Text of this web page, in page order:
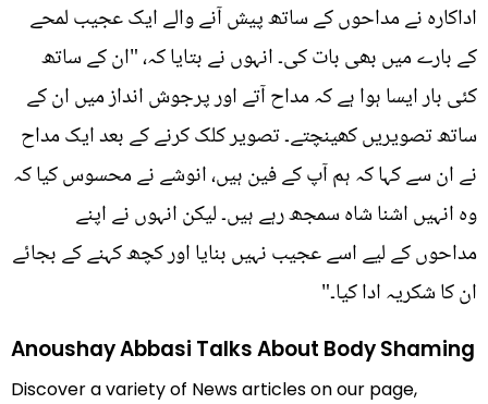
اداکارہ نے مداحوں کے ساتھ پیش آنے والے ایک عجیب لمحے
کے بارے میں بھی بات کی۔ انہوں نے بتایا کہ، "ان کے ساتھ
کئی بار ایسا ہوا ہے کہ مداح آتے اور پرجوش انداز میں ان کے
ساتھ تصویریں کھینچتے۔ تصویر کلک کرنے کے بعد ایک مداح
نے ان سے کہا کہ ہم آپ کے فین ہیں، انوشے نے محسوس کیا کہ
وہ انہیں اشنا شاہ سمجھ رہے ہیں۔ لیکن انہوں نے اپنے
مداحوں کے لیے اسے عجیب نہیں بنایا اور کچھ کہنے کے بجائے
ان کا شکریہ ادا کیا۔"
Anoushay Abbasi Talks About Body Shaming
Discover a variety of News articles on our page,